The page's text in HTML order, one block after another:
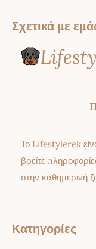
Σχετικά με
Το Lifestylerek
βρείτε
στην καθημερινή
Κατηγορίες